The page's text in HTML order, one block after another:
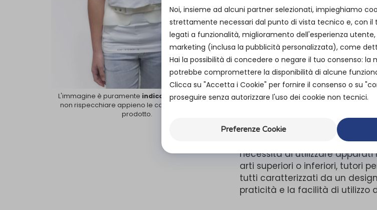
L'immagine è puramente indicativae potrebbe
non rispecchiare appieno le caratteristiche del
prodotto.
È realizzato con filati Dryarn e
esclusiva che riduce lo
contribuendo a mantenere il
Poliammide 6.6 con ioni
DRYARN è una fibra
indossa comfort e praticità.
differenza sulla vostra pelle
Realizzato senza cuciture, la
derivanti dallo sfregamento
e delle ascelle)
Ortho-T è una linea di
necessità di utilizzare
arti superiori o inferiori, tutori
tutti caratterizzati da un
praticità e la facilità di utilizzo
Noi, insieme ad alcuni partner selezionati, impieghiamo
strettamente necessari dal punto di vista tecnico e, con il
legati a funzionalità, miglioramento dell'esperienza
marketing (inclusa la pubblicità personalizzata), come
Hai la possibilità di concedere o negare il tuo consenso:
potrebbe compromettere la disponibilità di alcune
Clicca su "Accetta i Cookie" per fornire il consenso o su
proseguire senza autorizzare l'uso dei cookie non tecnici.
Preferenze Cookie